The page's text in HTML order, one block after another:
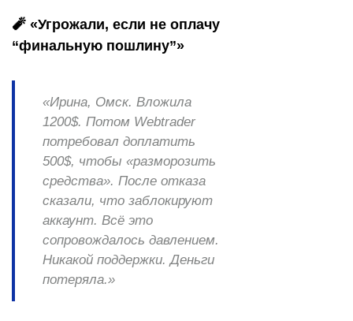
🧨 «Угрожали, если не оплачу
“финальную пошлину”»
«Ирина, Омск. Вложила
1200$. Потом Webtrader
потребовал доплатить
500$, чтобы «разморозить
средства». После отказа
сказали, что заблокируют
аккаунт. Всё это
сопровождалось давлением.
Никакой поддержки. Деньги
потеряла.»